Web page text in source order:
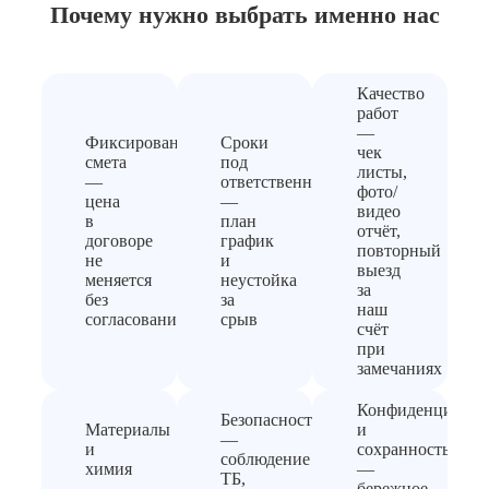
Почему нужно выбрать именно нас
Фиксированная
смета
—
цена
в
договоре
не
меняется
без
согласования
Сроки
под
ответственность
—
план
график
и
неустойка
за
срыв
Качество
работ
—
чек
листы,
фото/
видео
отчёт,
повторный
выезд
за
наш
счёт
при
замечаниях
Материалы
и
химия
Безопасность
—
соблюдение
ТБ,
и
сохранность
—